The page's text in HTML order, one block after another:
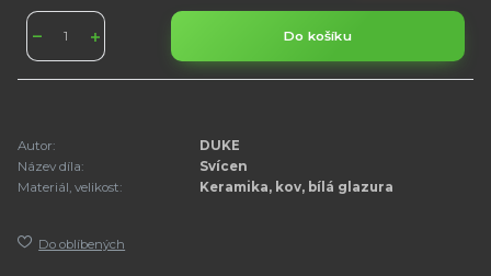
Do košíku
Autor:
DUKE
Název díla:
Svícen
Materiál, velikost:
Keramika, kov, bílá glazura
Do oblíbených